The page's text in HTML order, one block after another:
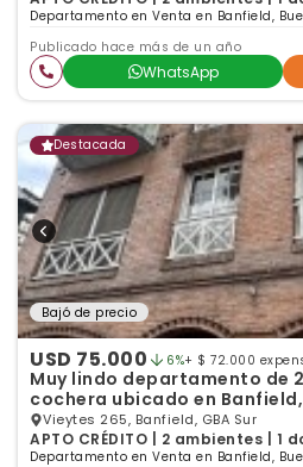
Departamento en Venta en Banfield,
Publicado hace más de un año
WhatsApp
Destacada
Bajó de precio
USD 75.000 6%+ $ 72.000
Muy lindo departamento de
cochera ubicado en
Vieytes 265, a
Vieytes 265, Banfield, GBA Sur
APTO CRÉDITO | 2 ambientes | 1
Departamento en Venta en Banfield,